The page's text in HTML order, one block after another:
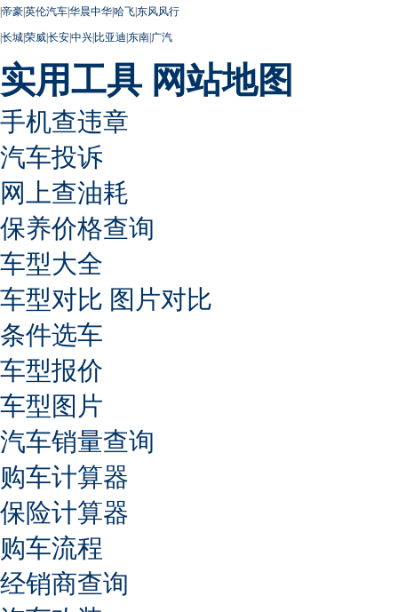
|帝豪|英伦汽车|华晨中华|哈飞|东风风行
|长城|荣威|长安|中兴|比亚迪|东南|广汽
实用工具 网站地图
手机查违章
汽车投诉
网上查油耗
保养价格查询
车型大全
车型对比 图片对比
条件选车
车型报价
车型图片
汽车销量查询
购车计算器
保险计算器
购车流程
经销商查询